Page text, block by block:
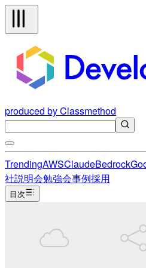
produced by Classmethod
TrendingAWSClaudeBedrock
社説明会勉強会事例採用
目次